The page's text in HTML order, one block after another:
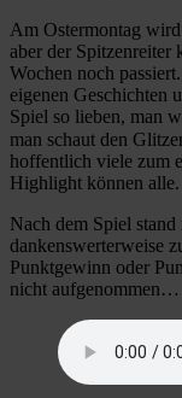
Am Ostermontag
aber der Spitzenreiter
Wochen noch
eigenen Geschichten
Spiel so lieben, man
man schaut den
hoffentlich viele zum
Highlight können alle.
Nach dem Spiel
dankenswerterweise
Punktgewinn oder
nicht aufgenommen…